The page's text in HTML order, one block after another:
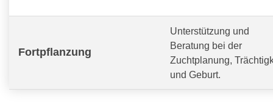
Fortpflanzung
Unterstützung und
Beratung bei der
Zuchtplanung,
und Geburt.